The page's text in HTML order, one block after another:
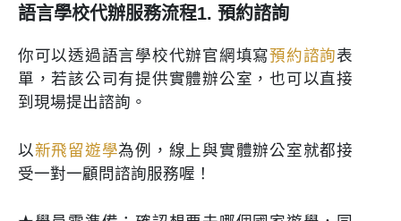
語言學校代辦服務流程1. 預約諮詢
你可以透過語言學校代辦官網填寫預約諮詢表
單，若該公司有提供實體辦公室，也可以直接
到現場提出諮詢。
以新飛留遊學為例，線上與實體辦公室就都接
受一對一顧問諮詢服務喔！